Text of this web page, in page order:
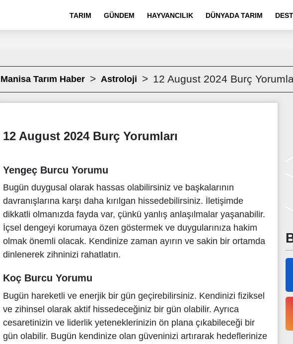
TARIM GÜNDEM HAYVANCILIK DÜNYADA TARIM
Manisa Tarım Haber Astroloji 12 August 2024 Burç
12 August 2024 Burç Yorumları
Yengeç Burcu Yorumu
Bugün duygusal olarak hassas olabilirsiniz ve başkalarının
davranışlarına karşı daha kırılgan hissedebilirsiniz. İletişimde
dikkatli olmanızda fayda var, çünkü yanlış anlaşılmalar yaşanabilir.
İçsel dengeyi korumaya özen göstermek ve duygularınıza hakim
olmak önemli olacak. Kendinize zaman ayırın ve sakin bir ortamda
dinlenerek zihninizi rahatlatın.
Koç Burcu Yorumu
Bugün hareketli ve enerjik bir gün geçirebilirsiniz. Kendinizi fiziksel
ve zihinsel olarak aktif hissedeceğiniz bir gün olabilir. Ayrıca
cesaretinizin ve liderlik yeteneklerinizin ön plana çıkabileceği bir
gün olabilir. Bugün kendinize olan güveninizi artırarak hedeflerinize